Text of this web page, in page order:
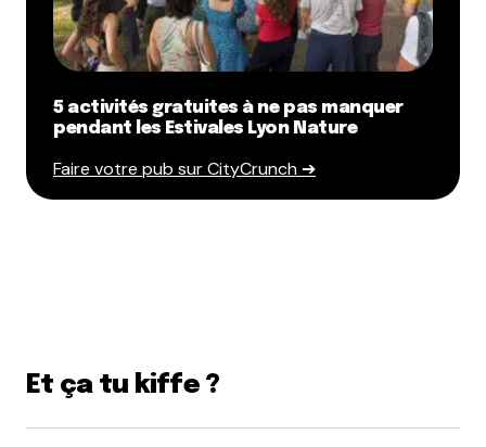
5 activités gratuites à ne pas manquer
pendant les Estivales Lyon Nature
Faire votre pub sur CityCrunch ➔
Et ça tu kiffe ?